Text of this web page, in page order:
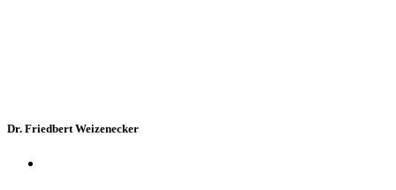
Dr. Friedbert Weizenecker